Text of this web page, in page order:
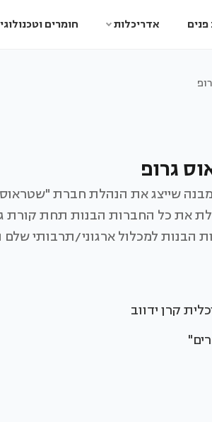
פנים אדריכלות חומרים
גרופ
שייצג את הנהלת חברת "שטראוס
את כל החברות הבנות תחת קורת
הבנות למכלול ארגוני/תרבותי שלם
קרן ידווב